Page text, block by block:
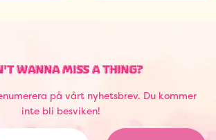
WANNA MISS A THING?
på vårt nyhetsbrev. Du kommer
inte bli besviken!